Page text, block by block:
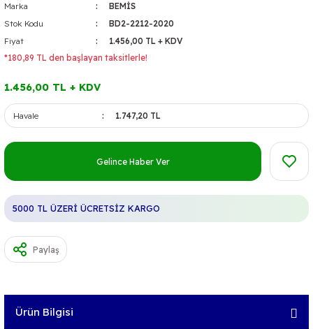
Marka
BEMİS
Stok Kodu
BD2-2212-2020
Fiyat
1.456,00 TL + KDV
*180,89 TL den başlayan taksitlerle!
1.456,00 TL + KDV
Havale 1.747,20 TL
Gelince Haber Ver
5000 TL ÜZERİ ÜCRETSİZ KARGO
Paylaş
Ürün Bilgisi